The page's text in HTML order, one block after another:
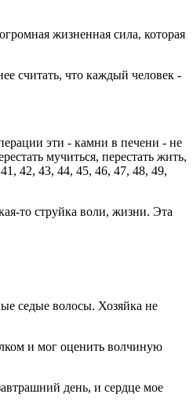
жизненная сила, которая
считать, что каждый человек -
эти - камни в печени - не
мучиться, перестать жить,
42, 43, 44, 45, 46, 47, 48, 49,
то струйка воли, жизни. Эта
седые волосы. Хозяйка не
и мог оценить волчиную
день, и сердце мое